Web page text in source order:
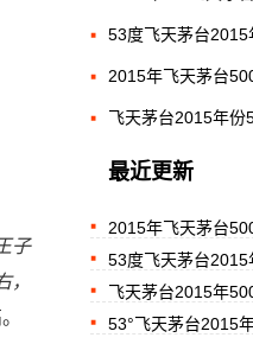
子
53度飞天茅台2015
2015年飞天茅台
飞天茅台2015年份
最近更新
2015年飞天茅台
53度飞天茅台2015
飞天茅台2015年
53°飞天茅台2015